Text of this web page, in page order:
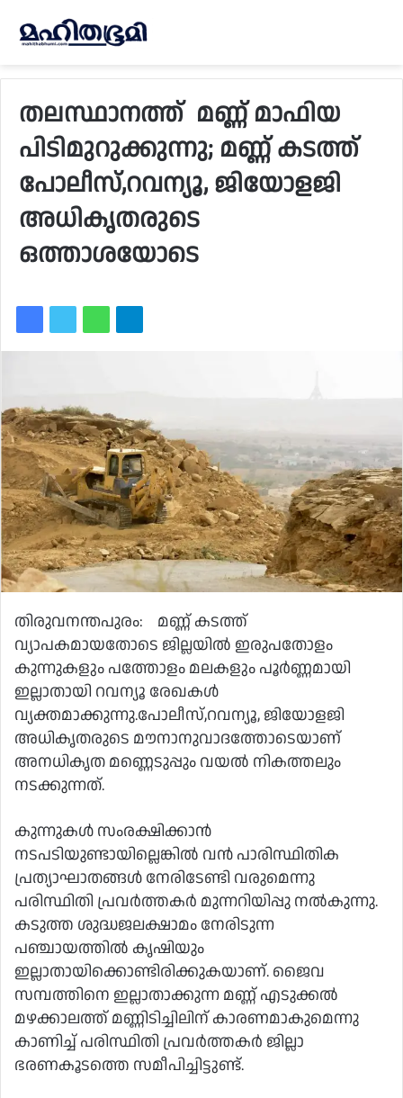
തലസ്ഥാനത്ത് മണ്ണ് മാഫിയ
പിടിമുറുക്കുന്നു; മണ്ണ് കടത്ത്
പോലീസ്,റവന്യൂ, ജിയോളജി
അധികൃതരുടെ
ഒത്താശയോടെ
തിരുവനന്തപുരം: മണ്ണ് കടത്ത്
വ്യാപകമായതോടെ ജില്ലയിൽ ഇരുപതോളം
കുന്നുകളും പത്തോളം മലകളും പൂർണ്ണമായി
ഇല്ലാതായി റവന്യൂ രേഖകൾ
വ്യക്തമാക്കുന്നു.പോലീസ്,റവന്യൂ, ജിയോളജി
അധികൃതരുടെ മൗനാനുവാദത്തോടെയാണ്
അനധികൃത മണ്ണെടുപ്പും വയൽ നികത്തലും
നടക്കുന്നത്.
കുന്നുകൾ സംരക്ഷിക്കാൻ
നടപടിയുണ്ടായില്ലെങ്കിൽ വൻ പാരിസ്ഥിതിക
പ്രത്യാഘാതങ്ങൾ നേരിടേണ്ടി വരുമെന്നു
പരിസ്ഥിതി പ്രവർത്തകർ മുന്നറിയിപ്പു നൽകുന്നു.
കടുത്ത ശുദ്ധജലക്ഷാമം നേരിടുന്ന
പഞ്ചായത്തിൽ കൃഷിയും
ഇല്ലാതായിക്കൊണ്ടിരിക്കുകയാണ്. ജൈവ
സമ്പത്തിനെ ഇല്ലാതാക്കുന്ന മണ്ണ് എടുക്കൽ
മഴക്കാലത്ത് മണ്ണിടിച്ചിലിന് കാരണമാകുമെന്നു
കാണിച്ച് പരിസ്ഥിതി പ്രവർത്തകർ ജില്ലാ
ഭരണകൂടത്തെ സമീപിച്ചിട്ടുണ്ട്.